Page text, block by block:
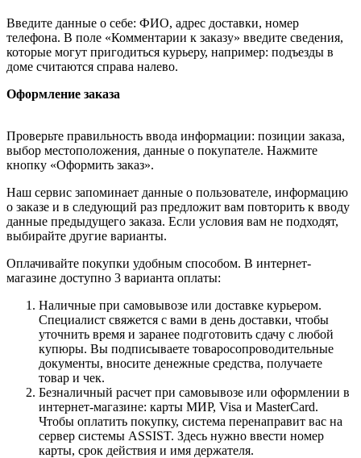
Введите данные о себе: ФИО, адрес доставки, номер
телефона. В поле «Комментарии к заказу» введите сведения,
которые могут пригодиться курьеру, например: подъезды в
доме считаются справа налево.
Оформление заказа
Проверьте правильность ввода информации: позиции заказа,
выбор местоположения, данные о покупателе. Нажмите
кнопку «Оформить заказ».
Наш сервис запоминает данные о пользователе, информацию
о заказе и в следующий раз предложит вам повторить к вводу
данные предыдущего заказа. Если условия вам не подходят,
выбирайте другие варианты.
Оплачивайте покупки удобным способом. В интернет-
магазине доступно 3 варианта оплаты:
Наличные при самовывозе или доставке курьером.
Специалист свяжется с вами в день доставки, чтобы
уточнить время и заранее подготовить сдачу с любой
купюры. Вы подписываете товаросопроводительные
документы, вносите денежные средства, получаете
товар и чек.
Безналичный расчет при самовывозе или оформлении в
интернет-магазине: карты МИР, Visa и MasterCard.
Чтобы оплатить покупку, система перенаправит вас на
сервер системы ASSIST. Здесь нужно ввести номер
карты, срок действия и имя держателя.